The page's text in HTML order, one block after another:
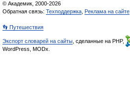
© Академик, 2000-2026
Обратная связь: Техподдержка Реклама на сайте
👣 Путешествия
Экспорт словарей на сайты , сделанные на PHP,
WordPress, MODx.